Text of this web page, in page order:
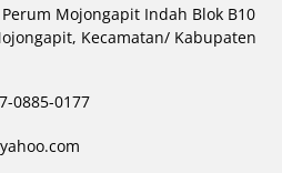
Mojongapit Indah Blok B10
Kecamatan/ Kabupaten
0885-0177